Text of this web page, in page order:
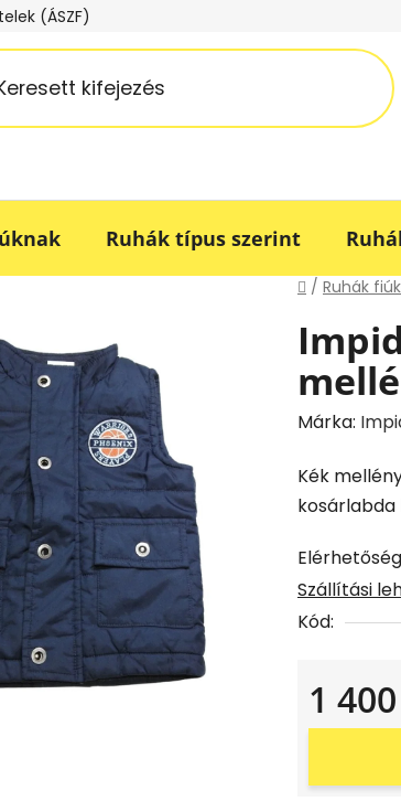
(ÁSZF)
Ruhák típus szerint
Kezdőlap
/ Ruhák
Márka:
Kék
kosárlabda
Elérhetőség
Szállítási
Kód:
1
Egységár: